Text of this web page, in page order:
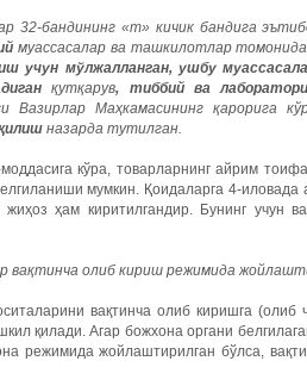
32-бандининг «т» кичик бандига
муассасалар ва ташкилотлар
учун мўлжалланган, ушбу
қутқарув, тиббий ва
Вазирлар Маҳкамасининг қарорига
назарда тутилган.
кўра, товарларнинг айрим
мумкин. Қоидаларга 4-иловада
жиҳоз ҳам киритилгандир. Бунинг учун
вақтинча олиб кириш режимида
вақтинча олиб киришга (олиб
қилади. Агар божхона органи
режимида жойлаштирилган бўлса,